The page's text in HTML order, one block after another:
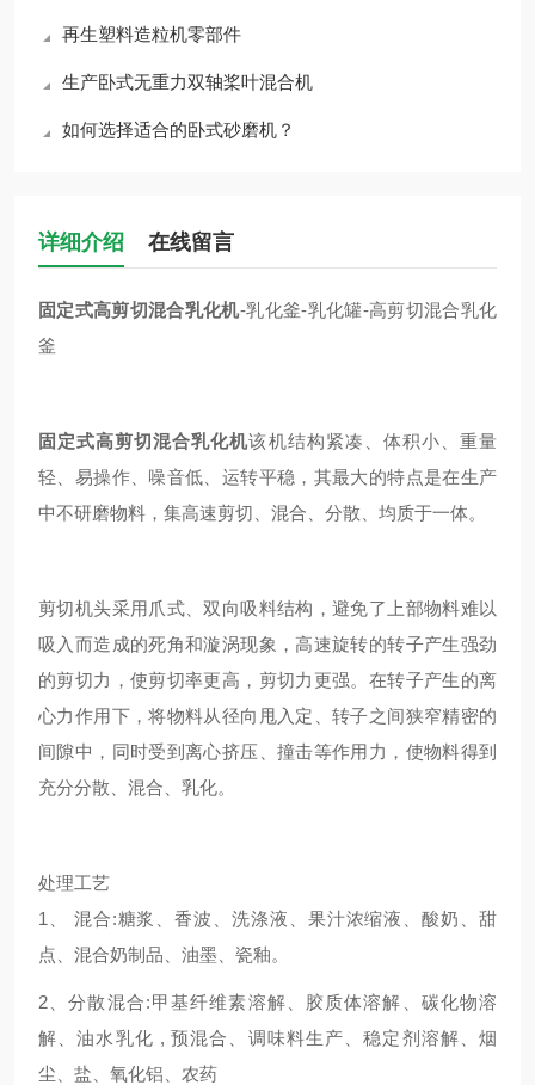
再生塑料造粒机零部件
生产卧式无重力双轴桨叶混合机
如何选择适合的卧式砂磨机？
详细介绍 在线留言
固定式高剪切混合乳化机-乳化釜-乳化罐-高剪切混合乳化
釜
固定式高剪切混合乳化机该机结构紧凑、体积小、重量
轻、易操作、噪音低、运转平稳，其最大的特点是在生产
中不研磨物料，集高速剪切、混合、分散、均质于一体。
剪切机头采用爪式、双向吸料结构，避免了上部物料难以
吸入而造成的死角和漩涡现象，高速旋转的转子产生强劲
的剪切力，使剪切率更高，剪切力更强。在转子产生的离
心力作用下，将物料从径向甩入定、转子之间狭窄精密的
间隙中，同时受到离心挤压、撞击等作用力，使物料得到
充分分散、混合、乳化。
处理工艺
1、 混合:糖浆、香波、洗涤液、果汁浓缩液、酸奶、甜
点、混合奶制品、油墨、瓷釉。
2、分散混合:甲基纤维素溶解、胶质体溶解、碳化物溶
解、油水乳化 , 预混合、调味料生产、稳定剂溶解、烟
尘、盐、氧化铝、农药